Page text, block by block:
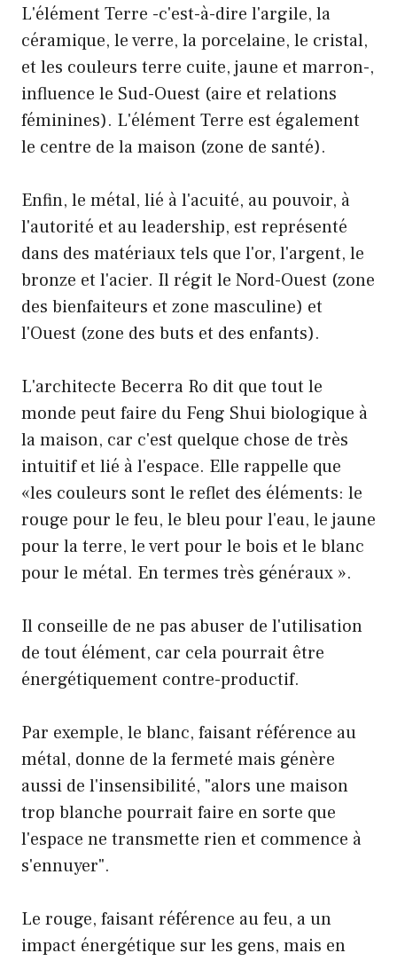
L'élément Terre -c'est-à-dire l'argile, la
céramique, le verre, la porcelaine, le cristal,
et les couleurs terre cuite, jaune et marron-,
influence le Sud-Ouest (aire et relations
féminines). L'élément Terre est également
le centre de la maison (zone de santé).
Enfin, le métal, lié à l'acuité, au pouvoir, à
l'autorité et au leadership, est représenté
dans des matériaux tels que l'or, l'argent, le
bronze et l'acier. Il régit le Nord-Ouest (zone
des bienfaiteurs et zone masculine) et
l'Ouest (zone des buts et des enfants).
L'architecte Becerra Ro dit que tout le
monde peut faire du Feng Shui biologique à
la maison, car c'est quelque chose de très
intuitif et lié à l'espace. Elle rappelle que
«les couleurs sont le reflet des éléments: le
rouge pour le feu, le bleu pour l'eau, le jaune
pour la terre, le vert pour le bois et le blanc
pour le métal. En termes très généraux ».
Il conseille de ne pas abuser de l'utilisation
de tout élément, car cela pourrait être
énergétiquement contre-productif.
Par exemple, le blanc, faisant référence au
métal, donne de la fermeté mais génère
aussi de l'insensibilité, "alors une maison
trop blanche pourrait faire en sorte que
l'espace ne transmette rien et commence à
s'ennuyer".
Le rouge, faisant référence au feu, a un
impact énergétique sur les gens, mais en